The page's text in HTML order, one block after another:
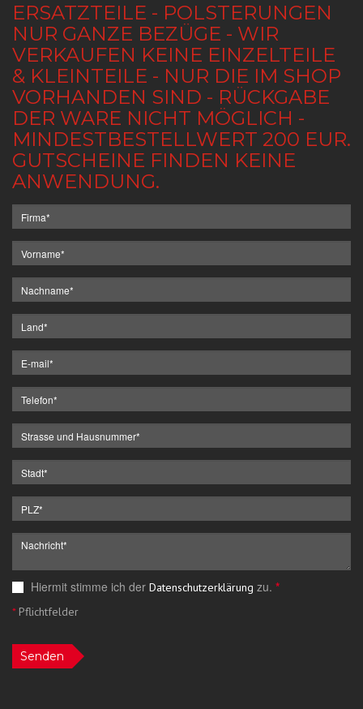
ERSATZTEILE - POLSTERUNGEN
NUR GANZE BEZÜGE - WIR
VERKAUFEN KEINE EINZELTEILE
& KLEINTEILE - NUR DIE IM SHOP
VORHANDEN SIND - RÜCKGABE
DER WARE NICHT MÖGLICH -
MINDESTBESTELLWERT 200 EUR.
GUTSCHEINE FINDEN KEINE
ANWENDUNG.
Hiermit stimme ich der Datenschutzerklärung zu. *
*Pflichtfelder
Senden